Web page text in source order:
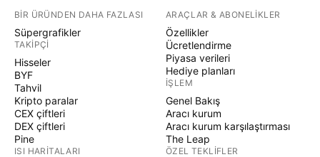
BIR ÜRÜNDEN DAHA FAZLASI
Süpergrafikler
TAKIPÇI
Hisseler
BYF
Tahvil
Kripto paralar
CEX çiftleri
DEX çiftleri
Pine
ISI HARITALARI
ARAÇLAR & ABONELIKLER
Özellikler
Ücretlendirme
Piyasa verileri
Hediye planları
İŞLEM
Genel Bakış
Aracı kurum
Aracı kurum karşılaştırması
The Leap
ÖZEL TEKLIFLER